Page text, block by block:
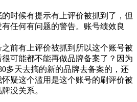
时候有提示有上评价被抓到了，但
任何有问题的警告。账号绩效良
前有上评价被抓到所以这个账号被
可能都不能再做品牌备案了？因为
多天去搞的新的品牌去备案的，还
疑这个滥用是这个账号的刷评价被
没关系。